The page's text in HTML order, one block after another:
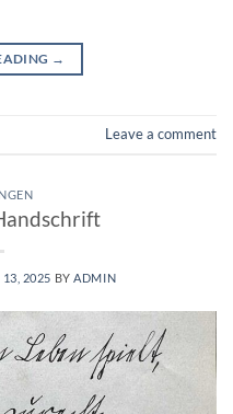
→
Leave a comment
13, 2025 BYADMIN